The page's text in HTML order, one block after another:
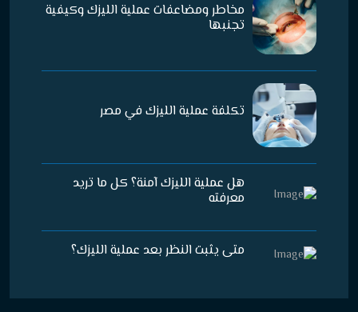
مخاطر ومضاعفات عملية الليزك وكيفية
تجنبها
تكلفة عملية الليزك في مصر
هل عملية الليزك آمنة؟ كل ما تريد
معرفته
متى يثبت النظر بعد عملية الليزك؟